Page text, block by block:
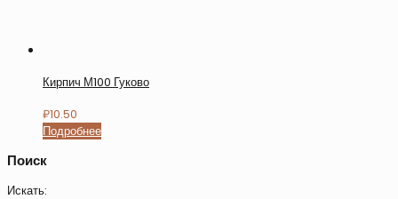
Кирпич М100 Гуково
₽10.50
Подробнее
Поиск
Искать: